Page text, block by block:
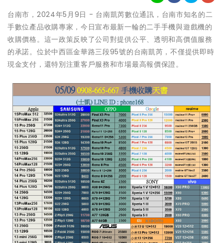
台南市，2024年5月9日 - 台南凱芮數位通訊，台南市知名的二
手數位產品收購專家，今日宣布最新一輪的二手手機與遊戲機的
收購價格。這一政策反映了公司對提供公平、透明和高價值服務
的承諾。位於中西區金華路三段95號的台南凱芮，不僅提供即時
現金支付，還特別注重客戶服務和市場最高報價保證。